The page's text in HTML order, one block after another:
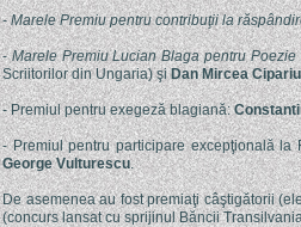
-Marele Premiu pentru contribuţii la
-Marele Premiu Lucian Blaga pentru Poezie
Scriitorilor din Ungaria) şiDan Mircea Cipariu
- Premiul pentru exegeză blagiană:
- Premiul pentru participare excepţională la
George Vulturescu.
De asemenea au fost premiaţi câştigătorii
(concurs lansat cu sprijinul Băncii